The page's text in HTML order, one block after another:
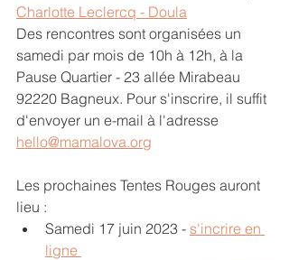
Charlotte Leclercq - Doula
Des rencontres sont organisées un
samedi par mois de 10h à 12h, à la
Pause Quartier - 23 allée Mirabeau
92220 Bagneux. Pour s'inscrire, il suffit
d'envoyer un e-mail à l'adresse
hello@mamalova.org
Les prochaines Tentes Rouges auront
lieu :
Samedi 17 juin 2023 - s'incrire en
ligne